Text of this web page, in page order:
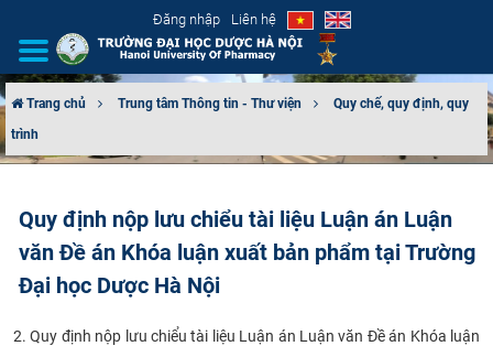
Đăng nhập Liên hệ
GIỚI THIỆU
TUYỂN SINH
Trang chủ Trung tâm Thông tin - Thư viện
Quy chế, quy định, quy
trình
Quy định nộp lưu chiểu tài liệu Luận án Luận
văn Đề án Khóa luận xuất bản phẩm tại Trường
Đại học Dược Hà Nội
2. Quy định nộp lưu chiểu tài liệu Luận án Luận văn Đề án Khóa luận